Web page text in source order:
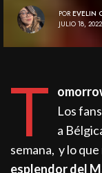
POR EVELIN
JULIO 18, 2022
T
Los
a
semana, y lo
esplendor del